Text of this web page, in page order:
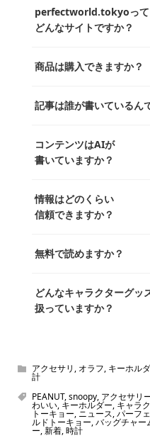
perfectworld.tokyoって
どんなサイトですか？
ってもらうニュースサイト
を中心に行われており、私
商品は購入できますか？
「perfectworld.shop」で
があり、そこからジャンプ
記事は誰が書いているん
ています。記事内の99%を
ずつ心を込めて自分たちで
ッズを収集し、月に1,000
長KOSが全記事を監修して
コンテンツはAIが
書いていますか？
書いています。AIは使用し
認を行い、手動で更新して
情報はどのくらい
信頼できますか？
いをお届けすることは保証
め、正確な情報をお伝えで
無料で読めますか？
どんなキャラクターグッ
扱っていますか？
ん！200種以上のトレンデ
をご紹介しています。生ま
ーをいち早く皆さんにお届
ひとつです。
アクセサリ , オラフ, キーホル
計
PEANUT,snoopy, アクセサリ
わいい, キーホルダー, キャラ
トーキョー, ニュース,パーフ
ルドトーキョー,バッグチャー
ー,新着,時計